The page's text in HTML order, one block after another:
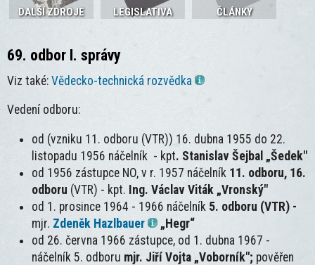
DALŠÍ ZDROJE LEGISLATIVA ČLÁNKY
69. odbor I. správy
Viz také: Vědecko-technická rozvědka
Vedení odboru:
od (vzniku 11. odboru (VTR)) 16. dubna 1955 do 22.
listopadu 1956 náčelník - kpt. Stanislav Šejbal „Šedek"
od 1956 zástupce NO, v r. 1957 náčelník 11. odboru, 16.
odboru (VTR) - kpt. Ing. Václav Viták „Vronský"
od 1. prosince 1964 - 1966 náčelník 5. odboru (VTR) -
mjr. Zdeněk Hazlbauer
„Hegr“
od 26. června 1966 zástupce, od 1. dubna 1967 -
náčelník 5. odboru mjr. Jiří Vojta „Voborník"; pověřen